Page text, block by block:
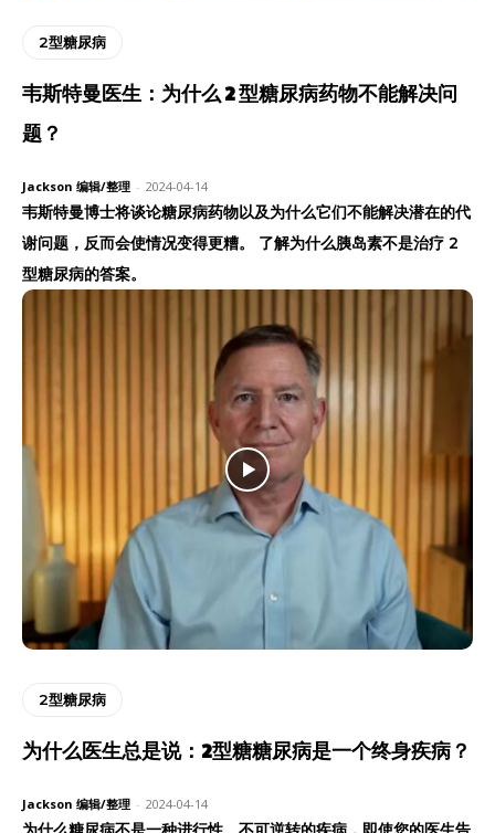
2型糖尿病
韦斯特曼医生：为什么 2 型糖尿病药物不能解决问
题？
Jackson 编辑/整理 - 2024-04-14
韦斯特曼博士将谈论糖尿病药物以及为什么它们不能解决潜在的代
谢问题，反而会使情况变得更糟。 了解为什么胰岛素不是治疗 2
型糖尿病的答案。
2型糖尿病
为什么医生总是说：2型糖糖尿病是一个终身疾病？
Jackson 编辑/整理 - 2024-04-14